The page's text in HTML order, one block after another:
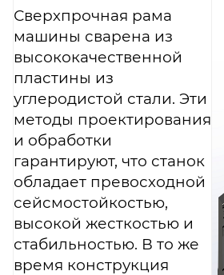
Сверхпрочная рама
машины сварена из
высококачественной
пластины из
углеродистой стали. Эти
методы проектирования
и обработки
гарантируют, что станок
обладает превосходной
сейсмостойкостью,
высокой жесткостью и
стабильностью. В то же
время конструкция